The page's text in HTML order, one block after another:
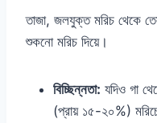
তাজা, জলযুক্ত মরিচ থেকে
শুকনো মরিচ দিয়ে।
বিচ্ছিন্নতা: যদিও গা
(প্রায় ১৫-২০%)